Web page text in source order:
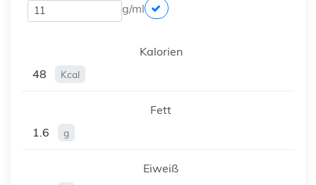
g/ml
Kalorien
48
Kcal
Fett
1.6
g
Eiweiß